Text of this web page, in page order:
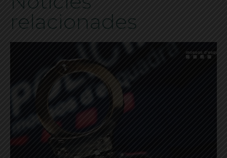
relacionades